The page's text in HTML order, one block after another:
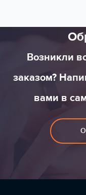
мне показался
порадовал.
Олег05.07.2018
Возникли
заказом?
вами в